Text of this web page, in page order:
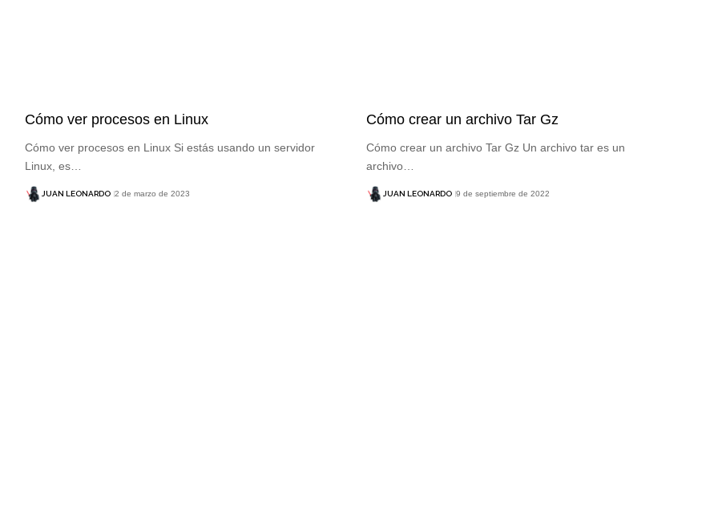
Cómo ver procesos en Linux
Cómo ver procesos en Linux Si estás usando un servidor
Linux, es…
JUAN LEONARDO 2 de marzo de 2023
Cómo crear un archivo Tar Gz
Cómo crear un archivo Tar Gz Un archivo tar es un
archivo…
JUAN LEONARDO 9 de septiembre de 2022